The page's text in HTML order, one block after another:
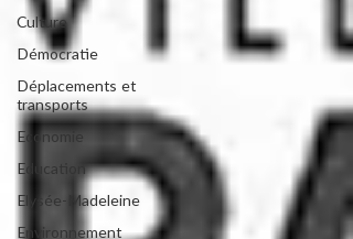
Culture
Démocratie
Déplacements et
transports
Economie
Education
Elysée-Madeleine
Environnement